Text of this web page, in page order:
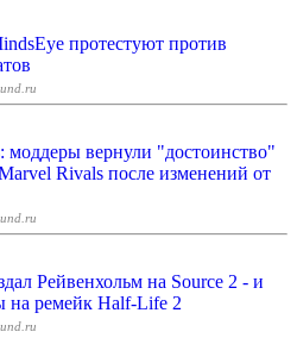
протестуют против
моддеры вернули "достоинство"
Rivals после изменений от
Рейвенхольм на Source 2 - и
на ремейк Half-Life 2